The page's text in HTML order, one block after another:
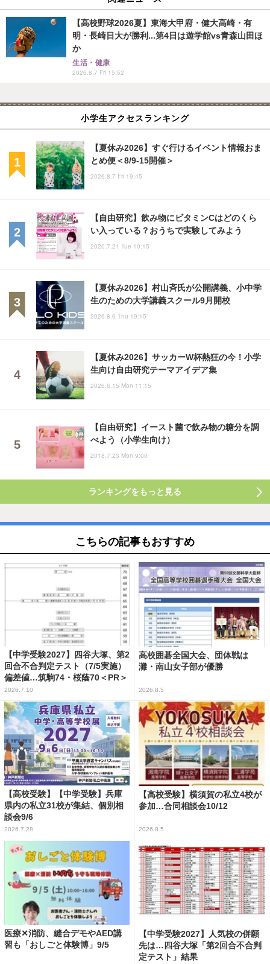
【高校野球2026夏】東海大甲府・健大高崎・有
明・長崎日大が勝利...第4日は遊学館vs青森山田ほ
か
生活・健康
2026.8.7 Fri 15:52
小学生アクセスランキング
【夏休み2026】すぐ行けるイベント情報おま
とめ便＜8/9-15開催＞
2026.8.7 Fri 19:45
【自由研究】飲み物にビタミンCはどのくら
い入っている？おうちで実験してみよう
2020.7.21 Tue 10:15
【夏休み2026】村山斉氏が公開講義、小中学
生のための大学講義スクール9月開校
2026.8.6 Thu 19:15
【夏休み2026】サッカーW杯熱狂の今！小学
生向け自由研究テーマアイデア集
2026.6.15 Mon 11:15
【自由研究】イースト菌で飲み物の糖分を調
べよう（小学生向け）
2018.7.23 Mon 9:00
ランキングをもっと見る
こちらの記事もおすすめ
【中学受験2027】四谷大塚、第2
回合不合判定テスト（7/5実施）
偏差値…筑駒74・桜蔭70＜PR＞
2026.7.10
高校囲碁全国大会、団体戦は
灘・南山女子部が優勝
2026.8.5
【高校受験】【中学受験】兵庫
県内の私立31校が集結、個別相
談会9/6
2026.7.28
【高校受験】横須賀の私立4校が
参加…合同相談会10/12
2026.8.5
医療✕消防、縫合デモやAED講
習も「おしごと体験博」9/5
【中学受験2027】人気校の併願
先は…四谷大塚「第2回合不合判
定テスト」結果